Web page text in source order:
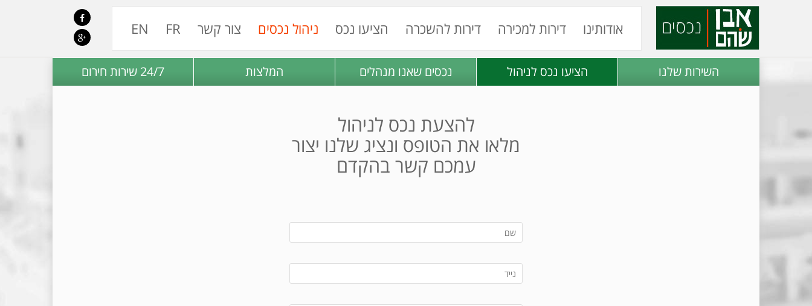
אודותינו דירות למכירה דירות להשכרה הציעו נכס ניהול נכסים
השירות שלנו הציעו נכס לניהול נכסים שאנו מנהלים המלצות 24/7 שירות חירום
צור קשר FR
EN
להצעת נכס לניהול
מלאו את הטופס ונציג שלנו יצור
עמכם קשר בהקדם